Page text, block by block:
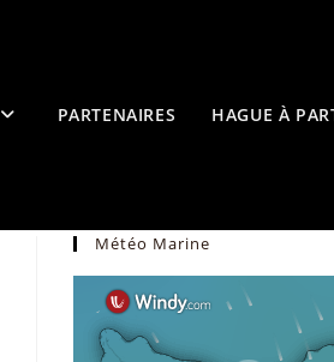
PARTENAIRES HAGUE À
Météo Marine